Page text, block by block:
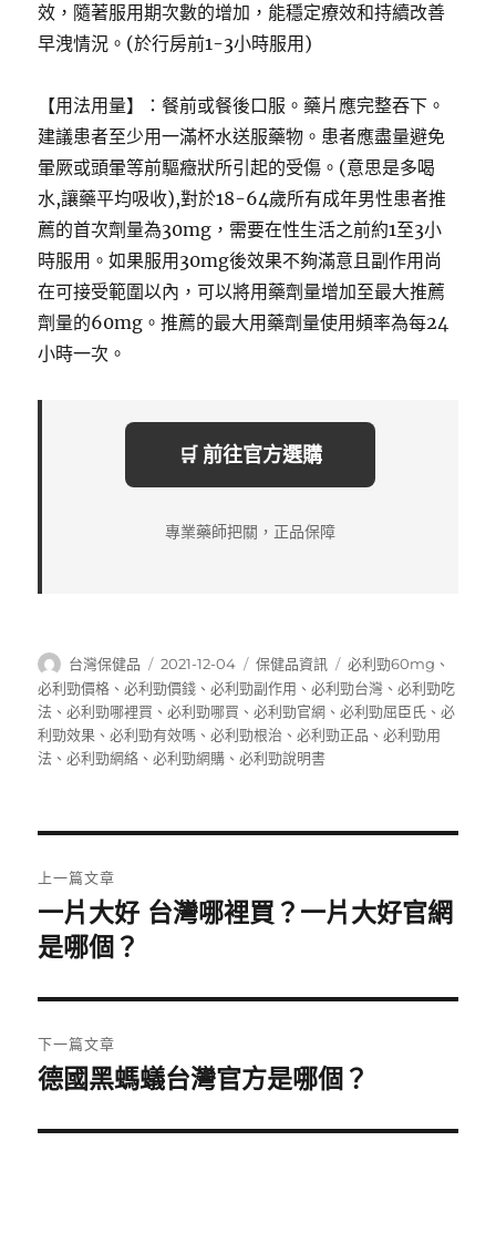
效，隨著服用期次數的增加，能穩定療效和持續改善
早洩情況。(於行房前1-3小時服用)
【用法用量】：餐前或餐後口服。藥片應完整吞下。
建議患者至少用一滿杯水送服藥物。患者應盡量避免
暈厥或頭暈等前驅癥狀所引起的受傷。(意思是多喝
水,讓藥平均吸收),對於18-64歲所有成年男性患者推
薦的首次劑量為30mg，需要在性生活之前約1至3小
時服用。如果服用30mg後效果不夠滿意且副作用尚
在可接受範圍以內，可以將用藥劑量增加至最大推薦
劑量的60mg。推薦的最大用藥劑量使用頻率為每24
小時一次。
🛒 前往官方選購
專業藥師把關，正品保障
作
者
台灣保健品
發
佈
日
期:
2021-12-04
分
類
保健品資訊
標
籤
必利勁60mg 、
必利勁價格 、必利勁價錢 、必利勁副作用 、必利勁台灣 、必利勁吃
法 、必利勁哪裡買 、必利勁哪買 、必利勁官網 、必利勁屈臣氏 、必
利勁效果 、必利勁有效嗎 、必利勁根治 、必利勁正品 、必利勁用
法 、必利勁網絡 、必利勁網購 、必利勁說明書
章
導
覽
上一篇文章
上
一
文
章:
一片大好 台灣哪裡買？一片大好官網
是哪個？
下一篇文章
下
篇
德國黑螞蟻台灣官方是哪個？